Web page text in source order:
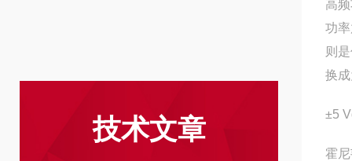
技术文章
高
功
则
换
±5
霍